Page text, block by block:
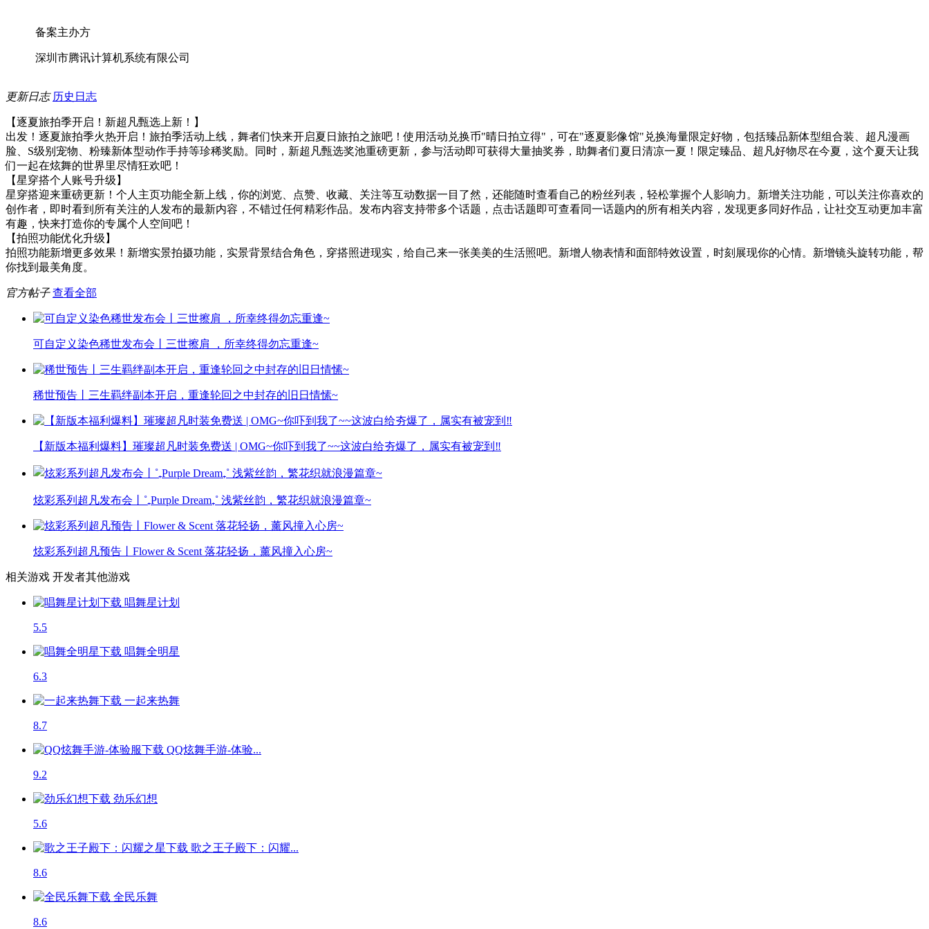
备案主办方
深圳市腾讯计算机系统有限公司
更新日志 历史日志
【逐夏旅拍季开启！新超凡甄选上新！】
出发！逐夏旅拍季火热开启！旅拍季活动上线，舞者们快来开启夏日旅拍之旅吧！使用活动兑换币"晴日拍立得"，可在"逐夏影像馆"兑换海量限定好物，包括臻品新体型组合装、超凡漫画
脸、S级别宠物、粉臻新体型动作手持等珍稀奖励。同时，新超凡甄选奖池重磅更新，参与活动即可获得大量抽奖券，助舞者们夏日清凉一夏！限定臻品、超凡好物尽在今夏，这个夏天让我
们一起在炫舞的世界里尽情狂欢吧！
【星穿搭个人账号升级】
星穿搭迎来重磅更新！个人主页功能全新上线，你的浏览、点赞、收藏、关注等互动数据一目了然，还能随时查看自己的粉丝列表，轻松掌握个人影响力。新增关注功能，可以关注你喜欢的
创作者，即时看到所有关注的人发布的最新内容，不错过任何精彩作品。发布内容支持带多个话题，点击话题即可查看同一话题内的所有相关内容，发现更多同好作品，让社交互动更加丰富
有趣，快来打造你的专属个人空间吧！
【拍照功能优化升级】
拍照功能新增更多效果！新增实景拍摄功能，实景背景结合角色，穿搭照进现实，给自己来一张美美的生活照吧。新增人物表情和面部特效设置，时刻展现你的心情。新增镜头旋转功能，帮
你找到最美角度。
官方帖子 查看全部
可自定义染色稀世发布会丨三世擦肩 ，所幸终得勿忘重逢~
稀世预告丨三生羁绊副本开启，重逢轮回之中封存的旧日情愫~
【新版本福利爆料】璀璨超凡时装免费送 | OMG~你吓到我了~~这波白给夯爆了，属实有被宠到‼️
炫彩系列超凡发布会丨˚₊Purple Dream₊˚ 浅紫丝韵，繁花织就浪漫篇章~
炫彩系列超凡预告丨Flower & Scent 落花轻扬，薰风撞入心房~
相关游戏 开发者其他游戏
唱舞星计划
5.5
唱舞全明星
6.3
一起来热舞
8.7
QQ炫舞手游-体验...
9.2
劲乐幻想
5.6
歌之王子殿下：闪耀...
8.6
全民乐舞
8.6